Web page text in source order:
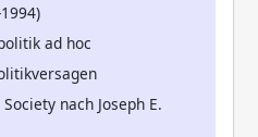
ad hoc
nach Joseph E.